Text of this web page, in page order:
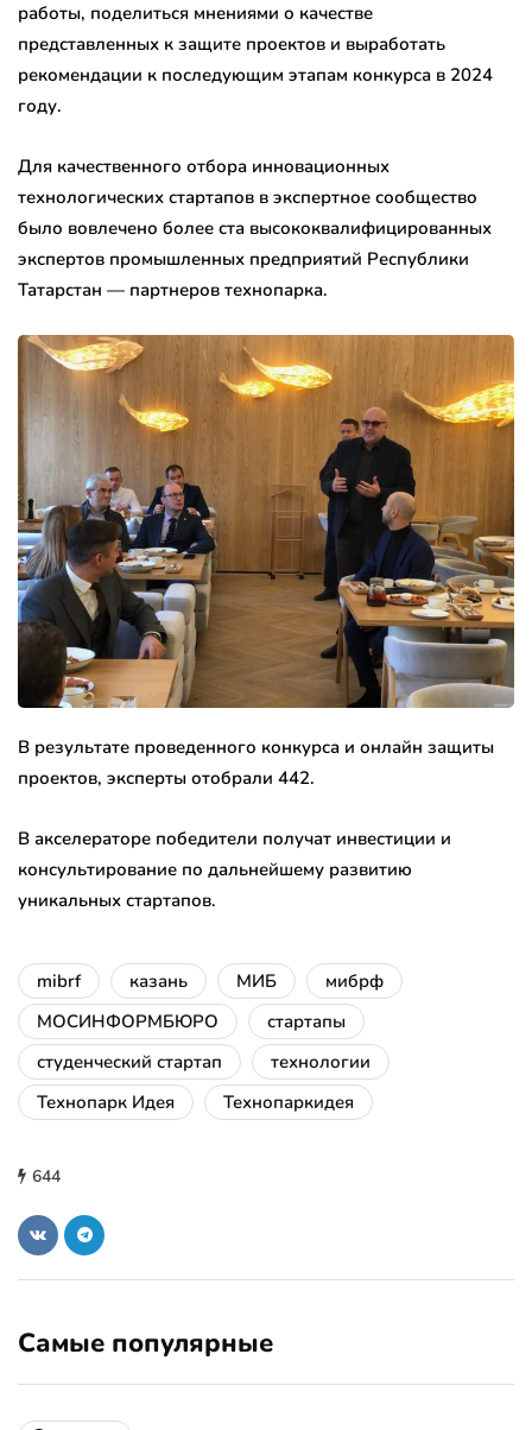
работы, поделиться мнениями о качестве
представленных к защите проектов и выработать
рекомендации к последующим этапам конкурса в 2024
году.
Для качественного отбора инновационных
технологических стартапов в экспертное сообщество
было вовлечено более ста высококвалифицированных
экспертов промышленных предприятий Республики
Татарстан — партнеров технопарка.
В результате проведенного конкурса и онлайн защиты
проектов, эксперты отобрали 442.
В акселераторе победители получат инвестиции и
консультирование по дальнейшему развитию
уникальных стартапов.
mibrf казань МИБ
мибрф
МОСИНФОРМБЮРО
стартапы
студенческий стартап
технологии
Технопарк Идея
Технопаркидея
644
Самые популярные